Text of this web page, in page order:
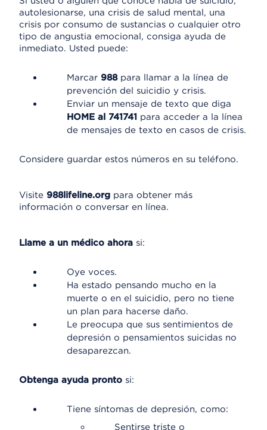
autolesionarse, una crisis de salud mental, una
crisis por consumo de sustancias o cualquier otro
tipo de angustia emocional, consiga ayuda de
inmediato. Usted puede:
Marcar 988 para llamar a la línea de
prevención del suicidio y crisis.
Enviar un mensaje de texto que diga
HOME al 741741 para acceder a la línea
de mensajes de texto en casos de crisis.
Considere guardar estos números en su teléfono.
Visite 988lifeline.org para obtener más
información o conversar en línea.
Llame a un médico ahora si:
Oye voces.
Ha estado pensando mucho en la
muerte o en el suicidio, pero no tiene
un plan para hacerse daño.
Le preocupa que sus sentimientos de
depresión o pensamientos suicidas no
desaparezcan.
Obtenga ayuda pronto si:
Tiene síntomas de depresión, como:
Sentirse triste o